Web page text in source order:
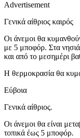
Advertisement
Γενικά αίθριος καιρός
Οι άνεμοι θα
με 5 μποφόρ. Στα
και από το μεσημέρι
Η θερμοκρασία θα
Εύβοια
Γενικά αίθριος.
Οι άνεμοι θα είναι
τοπικά έως 5 μποφόρ.